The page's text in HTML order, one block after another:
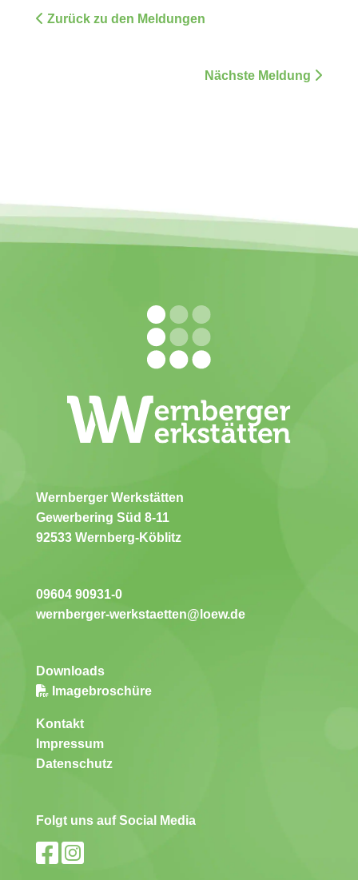
Zurück zu den Meldungen
Nächste Meldung
Wernberger Werkstätten
Gewerbering Süd 8-11
92533 Wernberg-Köblitz
09604 90931-0
wernberger-werkstaetten@loew.de
Downloads
Imagebroschüre
Kontakt
Impressum
Datenschutz
Folgt uns auf Social Media